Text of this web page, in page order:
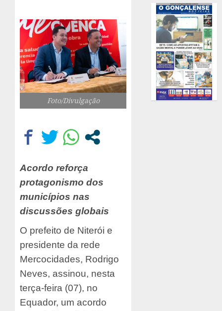
Foto/Divulgação
Acordo reforça
protagonismo dos
municípios nas
discussões globais
O prefeito de Niterói e
presidente da rede
Mercocidades, Rodrigo
Neves, assinou, nesta
terça-feira (07), no
Equador, um acordo